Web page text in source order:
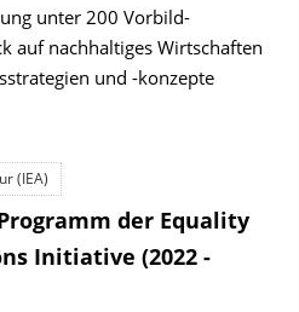
unter 200 Vorbild-
auf nachhaltiges Wirtschaften
und -konzepte
(IEA)
der Equality
Initiative (2022 -